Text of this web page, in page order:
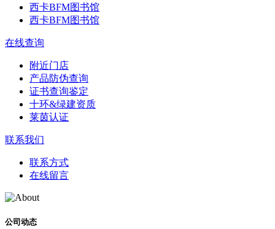
西卡BFM图书馆
西卡BFM图书馆
在线查询
附近门店
产品防伪查询
证书查询鉴定
十环&绿建资质
莱茵认证
联系我们
联系方式
在线留言
公司动态